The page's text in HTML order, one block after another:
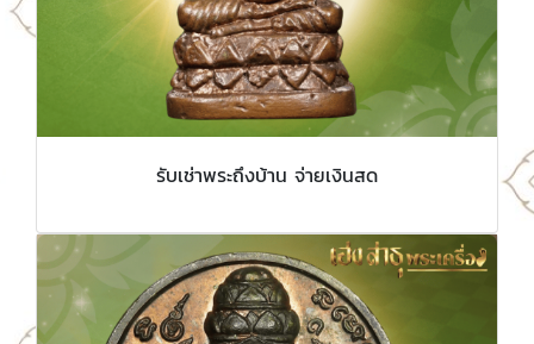
รับเช่าพระถึงบ้าน จ่ายเงินสด